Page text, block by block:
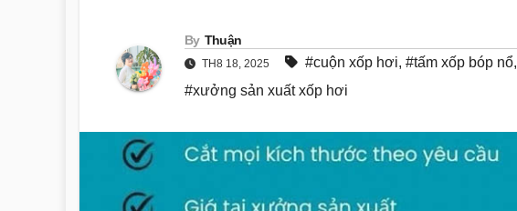
By Thuận
TH8 18, 2025 #cuộn xốp hơi, #tấm xốp bóp nổ,
#xưởng sản xuất xốp hơi